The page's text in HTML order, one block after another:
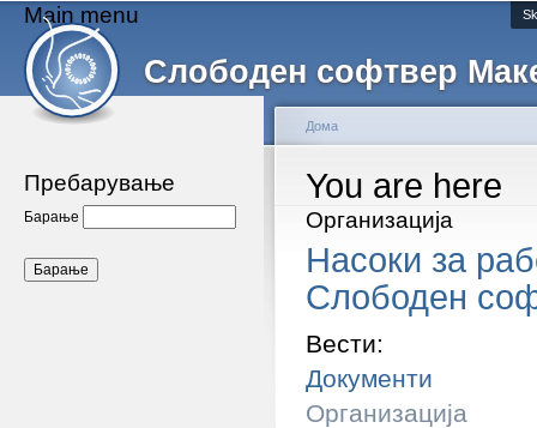
Слободен софтвер
Main menu
Пребарување
Барање
You are here
Дома
Организација
Насоки за
Слободен
Вести:
Документи
Организација